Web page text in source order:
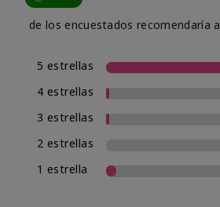
de los encuestados recomendaría
5 estrellas
4 estrellas
3 estrellas
2 estrellas
1 estrella